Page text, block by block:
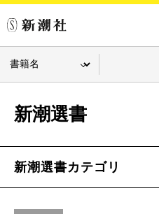
新潮選書
新潮選書カテゴリ